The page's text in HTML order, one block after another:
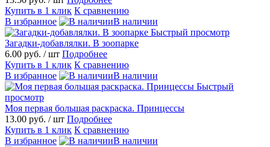
Купить в 1 клик К сравнению
В избранное
В наличии
Быстрый просмотр
Загадки-добавлялки. В зоопарке
6.00 руб. / шт Подробнее
Купить в 1 клик К сравнению
В избранное
В наличии
Быстрый
просмотр
Моя первая большая раскраска. Принцессы
13.00 руб. / шт Подробнее
Купить в 1 клик К сравнению
В избранное
В наличии